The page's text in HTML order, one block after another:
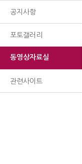
공지사항
포토갤러리
동영상자료실
관련사이트